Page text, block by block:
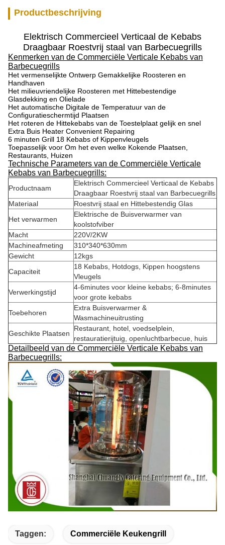
Productbeschrijving
Elektrisch Commercieel Verticaal de Kebabs
Draagbaar Roestvrij staal van Barbecuegrills
Kenmerken van de Commerciële Verticale Kebabs van
Barbecuegrills
Het vermenselijkte Ontwerp Gemakkelijke Roosteren en
Handhaven
Het milieuvriendelijke Roosteren met Hittebestendige
Glasdekking en Olielade
Het automatische Digitale de Temperatuur van de
Configuratieschermtijd Plaatsen
Het roteren de Hittekebabs van de Toestelplaat gelijk en snel
Extra Buis Heater Convenient Repairing
6 minuten Grill 18 Kebabs of Kippenvleugels
Toepasselijk voor Om het even welke Kokende Plaatsen,
Restaurants, Huizen
Technische Parameters van de Commerciële Verticale
Kebabs van Barbecuegrills:
Productnaam
Elektrisch Commercieel Verticaal de Kebabs
Draagbaar Roestvrij staal van Barbecuegrills
Materiaal
Roestvrij staal en Hittebestendig Glas
Het verwarmen
Elektrische de Buisverwarmer van
koolstofviber
Macht
220V/2KW
Machineafmeting
310*340*630mm
Gewicht
12kgs
Capaciteit
18 Kebabs, Hotdogs, Kippen hoogstens
Vleugels
Verwerkingstijd
4-6minutes voor kleine kebabs; 6-8minutes
voor grote kebabs
Toebehoren
Extra Buisverwarmer &
Wasmachineuitrusting
Geschikte Plaatsen
Restaurant, hotel, voedselplein,
restauratierijtuig, openluchtbarbecue, huis
Detailbeeld van de Commerciële Verticale Kebabs van
Barbecuegrills:
Taggen: Commerciële Keukengrill